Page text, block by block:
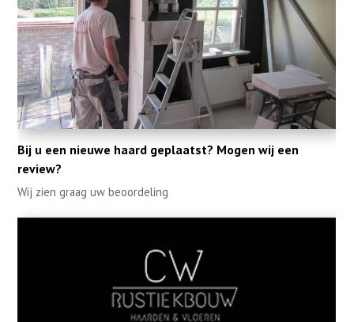
Bij u een nieuwe haard geplaatst? Mogen wij een
review?
Wij zien graag uw beoordeling